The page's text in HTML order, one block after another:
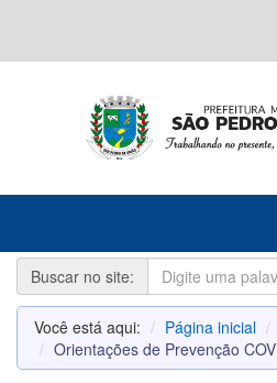
Buscar no site:
Você está aqui: Página inicial
Orientações de Prevenção